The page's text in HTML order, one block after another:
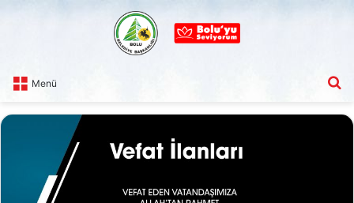
Menü